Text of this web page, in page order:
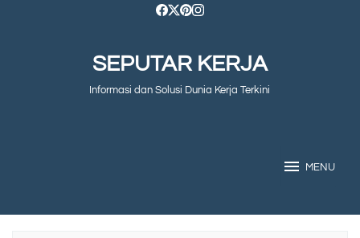
SEPUTAR KERJA
Informasi dan Solusi Dunia Kerja Terkini
MENU